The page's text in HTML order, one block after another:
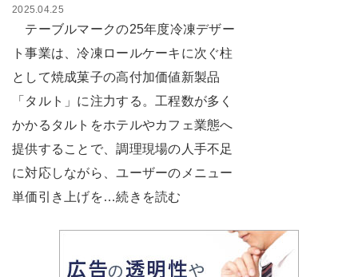
2025.04.25
テーブルマークの25年度冷凍デザー
ト事業は、冷凍ロールケーキに次ぐ柱
として焼成菓子の高付加価値新製品
「タルト」に注力する。工程数が多く
かかるタルトをホテルやカフェ業態へ
提供することで、調理現場の人手不足
に対応しながら、ユーザーのメニュー
単価引き上げを…続きを読む